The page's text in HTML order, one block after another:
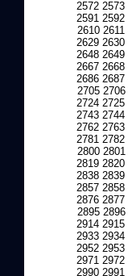
2572 2573
2591 2592
2610 2611
2629 2630
2648 2649
2667 2668
2686 2687
2705 2706
2724 2725
2743 2744
2762 2763
2781 2782
2800 2801
2819 2820
2838 2839
2857 2858
2876 2877
2895 2896
2914 2915
2933 2934
2952 2953
2971 2972
2990 2991